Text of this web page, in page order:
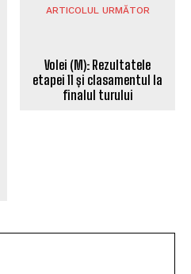
realizator emisiuni radio.
că este singura unde nu